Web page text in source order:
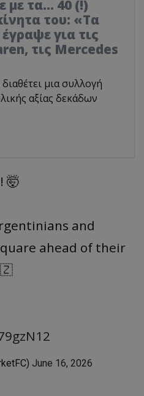
τα... 40 (!)
του: «Τα
για τις
τις Mercedes
μια συλλογή
αξίας δεκάδων
🤯
and
ahead of their
June 16, 2026